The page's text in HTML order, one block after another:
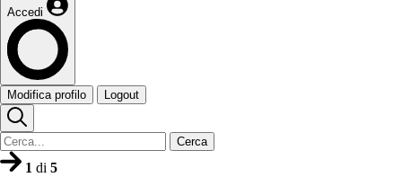
Accedi
Modifica profilo Logout
Cerca
1 di 5